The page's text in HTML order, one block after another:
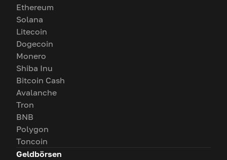
Ethereum
Solana
Litecoin
Dogecoin
Monero
Shiba Inu
Bitcoin Cash
Avalanche
Tron
BNB
Polygon
Toncoin
Geldbörsen